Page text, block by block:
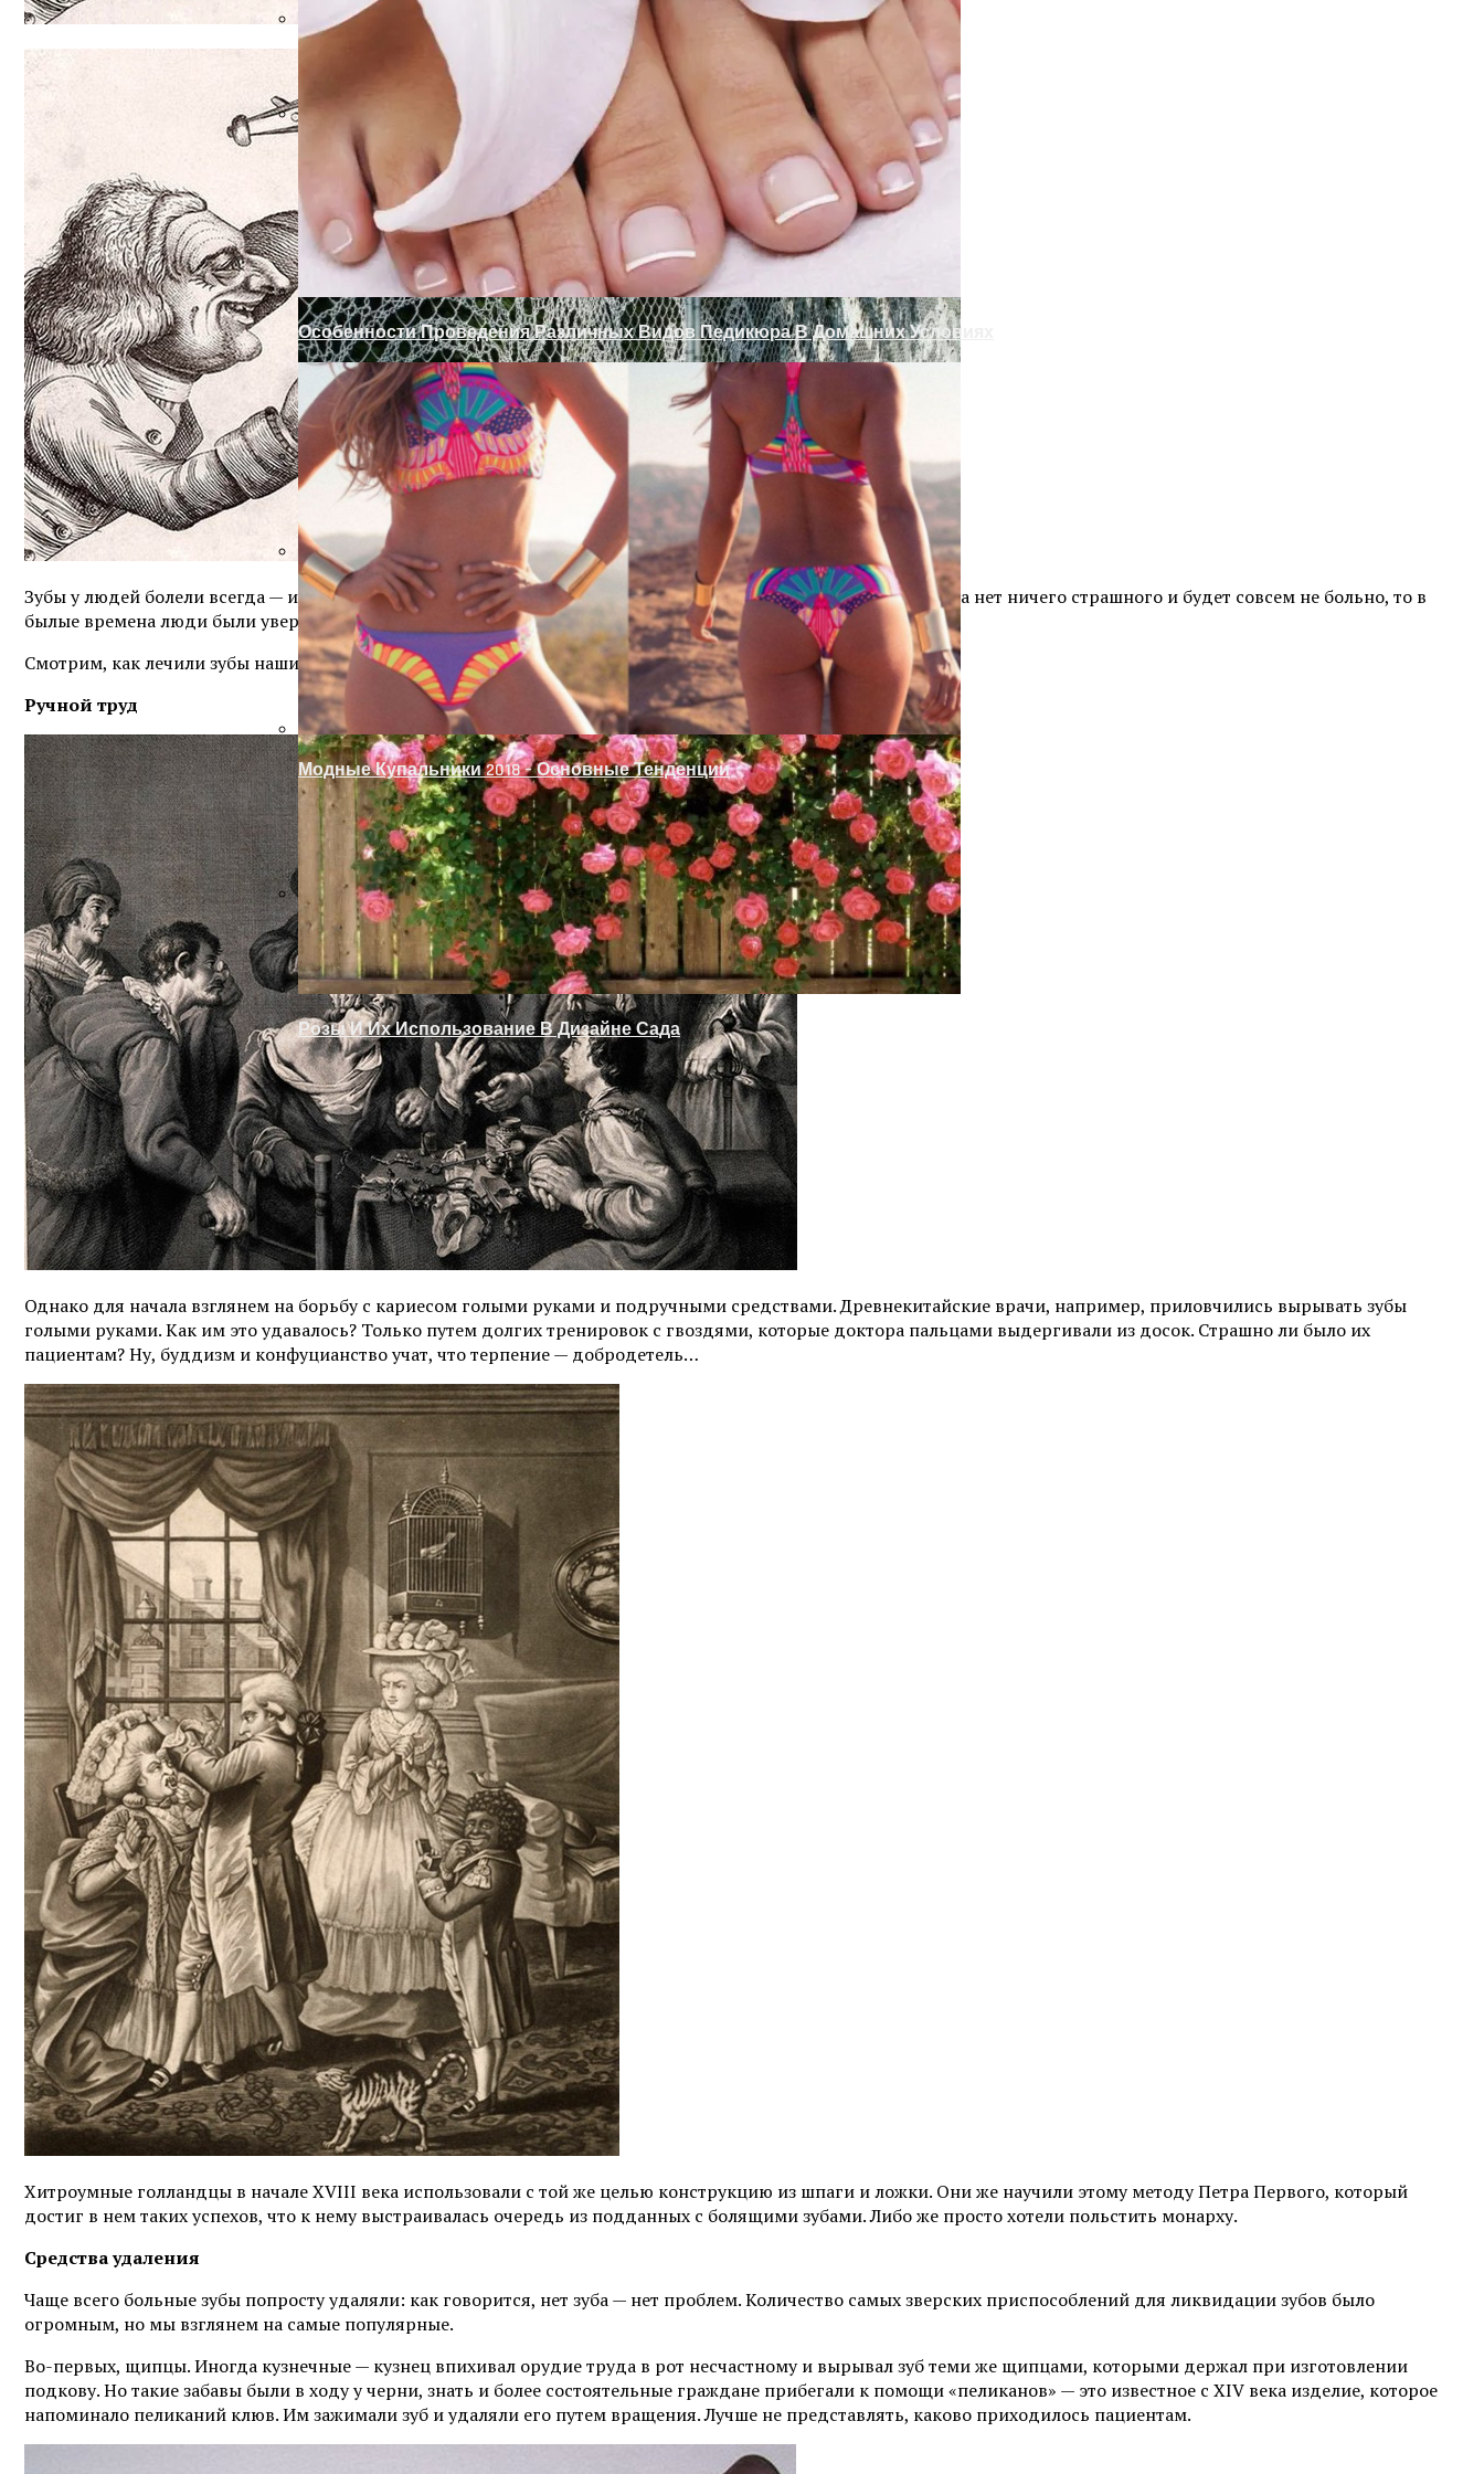
Запоры На Гаражные Ворота Своими Руками
Оформление Дверного Проема Без Двери
Отделка Дверных Проемов Без Дверей
Готовим Газон К Холодам Или Как Сохранить Газон Зимой
Украшение Забора Из Рабицы Своими Руками
Розы И Их Использование В Дизайне Сада
Особенности Проведения Различных Видов Педикюра В Домашних Условиях
Модные Купальники 2018 – Основные Тенденции
Зубы у людей болели всегда — и с этим надо было что-то делать. Сейчас мы знаем, что в кабинете стоматолога нет ничего страшного и будет совсем не больно, то в
былые времена люди были уверены прямо в обратном.
Смотрим, как лечили зубы наши предки, и радуемся, что живем в XXI веке.
Ручной труд
Однако для начала взглянем на борьбу с кариесом голыми руками и подручными средствами. Древнекитайские врачи, например, приловчились вырывать зубы
голыми руками. Как им это удавалось? Только путем долгих тренировок с гвоздями, которые доктора пальцами выдергивали из досок. Страшно ли было их
пациентам? Ну, буддизм и конфуцианство учат, что терпение — добродетель…
Хитроумные голландцы в начале XVIII века использовали с той же целью конструкцию из шпаги и ложки. Они же научили этому методу Петра Первого, который
достиг в нем таких успехов, что к нему выстраивалась очередь из подданных с болящими зубами. Либо же просто хотели польстить монарху.
Средства удаления
Чаще всего больные зубы попросту удаляли: как говорится, нет зуба — нет проблем. Количество самых зверских приспособлений для ликвидации зубов было
огромным, но мы взглянем на самые популярные.
Во-первых, щипцы. Иногда кузнечные — кузнец впихивал орудие труда в рот несчастному и вырывал зуб теми же щипцами, которыми держал при изготовлении
подкову. Но такие забавы были в ходу у черни, знать и более состоятельные граждане прибегали к помощи «пеликанов» — это известное с XIV века изделие, которое
напоминало пеликаний клюв. Им зажимали зуб и удаляли его путем вращения. Лучше не представлять, каково приходилось пациентам.